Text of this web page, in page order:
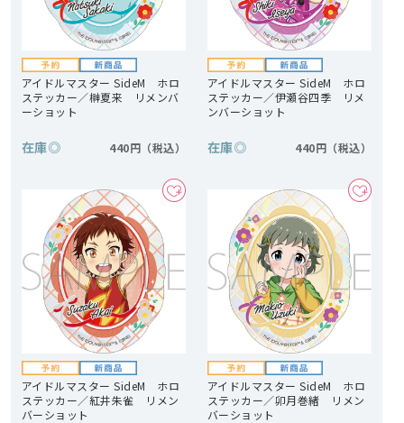
アイドルマスター SideM ホロ
ステッカー／榊夏来 リメンバ
ーショット
在庫◎ 440円
アイドルマスター SideM ホロ
ステッカー／伊瀬谷四季 リメ
ンバーショット
在庫◎ 440円
アイドルマスター SideM ホロ
ステッカー／紅井朱雀 リメン
バーショット
アイドルマスター SideM ホロ
ステッカー／卯月巻緒 リメン
バーショット